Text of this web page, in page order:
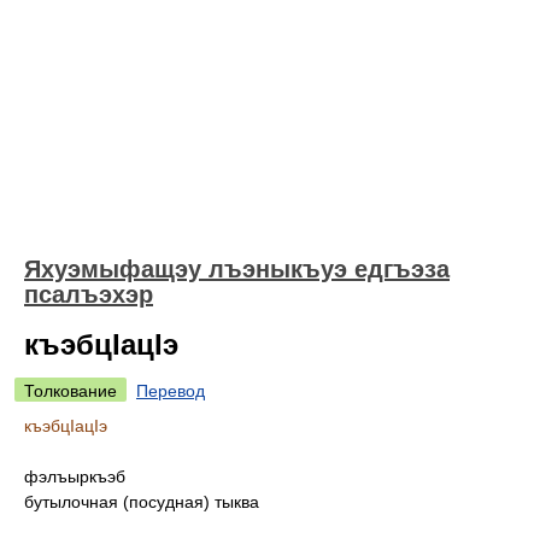
Яхуэмыфащэу лъэныкъуэ едгъэза
псалъэхэр
къэбцIацIэ
Толкование
Перевод
къэбцIацIэ
фэлъыркъэб
бутылочная (посудная) тыква